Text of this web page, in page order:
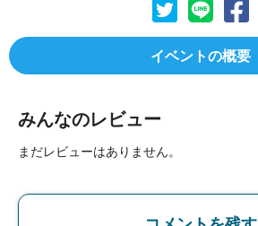
イベントの概要
みんなのレビュー
まだレビューはありません。